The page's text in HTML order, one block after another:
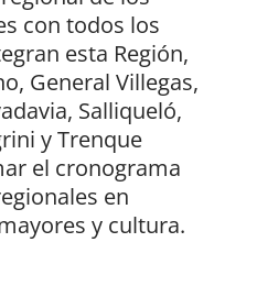
con todos los
esta Región,
General Villegas,
Salliqueló,
y Trenque
el cronograma
en
y cultura.